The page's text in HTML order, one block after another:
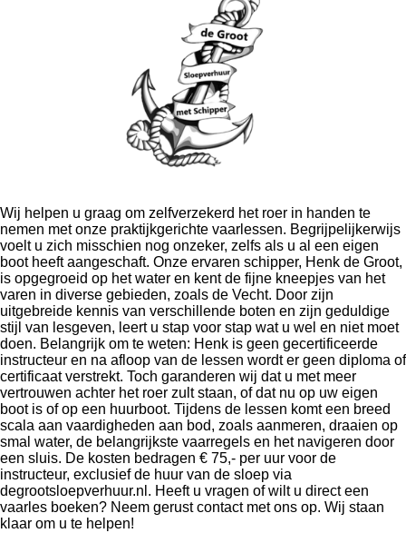
Wij helpen u graag om zelfverzekerd het roer in handen te
nemen met onze praktijkgerichte vaarlessen. Begrijpelijkerwijs
voelt u zich misschien nog onzeker, zelfs als u al een eigen
boot heeft aangeschaft. Onze ervaren schipper, Henk de Groot,
is opgegroeid op het water en kent de fijne kneepjes van het
varen in diverse gebieden, zoals de Vecht. Door zijn
uitgebreide kennis van verschillende boten en zijn geduldige
stijl van lesgeven, leert u stap voor stap wat u wel en niet moet
doen. Belangrijk om te weten: Henk is geen gecertificeerde
instructeur en na afloop van de lessen wordt er geen diploma of
certificaat verstrekt. Toch garanderen wij dat u met meer
vertrouwen achter het roer zult staan, of dat nu op uw eigen
boot is of op een huurboot. Tijdens de lessen komt een breed
scala aan vaardigheden aan bod, zoals aanmeren, draaien op
smal water, de belangrijkste vaarregels en het navigeren door
een sluis. De kosten bedragen € 75,- per uur voor de
instructeur, exclusief de huur van de sloep via
degrootsloepverhuur.nl. Heeft u vragen of wilt u direct een
vaarles boeken? Neem gerust contact met ons op. Wij staan
klaar om u te helpen!